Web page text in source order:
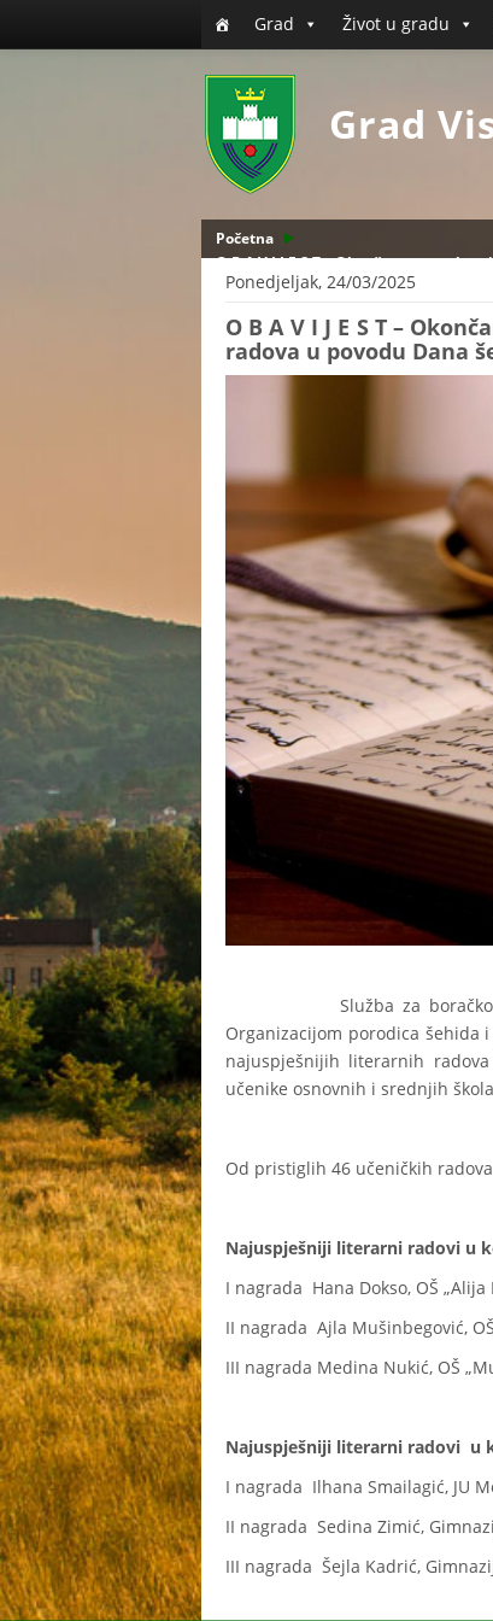
Grad Život u gradu
Grad
Početna
O B A V I J E S T – Okončana
Ponedjeljak, 24/03/2025
O B A V I J E S T –
radova u povodu Dana
Služba za boračko –
Organizacijom porodica šehida
najuspješnijih literarnih
učenike osnovnih i srednjih
Od pristiglih 46 učeničkih
Najuspješniji literarni radovi u
I nagrada Hana Dokso, OŠ „Alija
II nagrada Ajla Mušinbegović,
III nagrada Medina Nukić, OŠ
Najuspješniji literarni radovi u
I nagrada Ilhana Smailagić, JU
II nagrada Sedina Zimić,
III nagrada Šejla Kadrić,